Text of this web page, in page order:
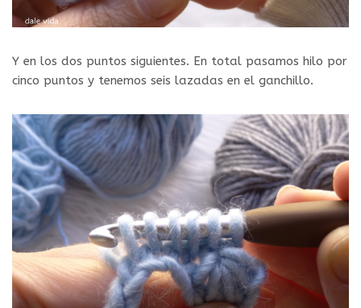
Y en los dos puntos siguientes. En total pasamos hilo por
cinco puntos y tenemos seis lazadas en el ganchillo.